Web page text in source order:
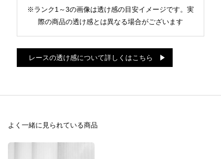
※ランク1～3の画像は透け感の目安イメージです。実
際の商品の透け感とは異なる場合がございます
レースの透け感について詳しくはこちら
よく一緒に見られている商品